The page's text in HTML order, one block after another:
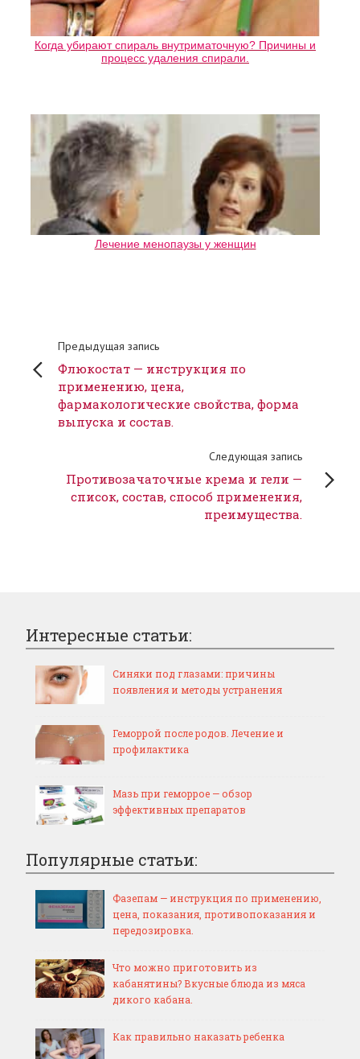
Когда убирают спираль внутриматочную? Причины и
процесс удаления спирали.
Лечение менопаузы у женщин
Предыдущая запись
Флюкостат — инструкция по
применению, цена,
фармакологические свойства, форма
выпуска и состав.
Следующая запись
Противозачаточные крема и гели —
список, состав, способ применения,
преимущества.
Интересные статьи:
Синяки под глазами: причины
появления и методы устранения
Геморрой после родов. Лечение и
профилактика
Мазь при геморрое — обзор
эффективных препаратов
Популярные статьи:
Фазепам — инструкция по применению,
цена, показания, противопоказания и
передозировка.
Что можно приготовить из
кабанятины? Вкусные блюда из мяса
дикого кабана.
Как правильно наказать ребенка